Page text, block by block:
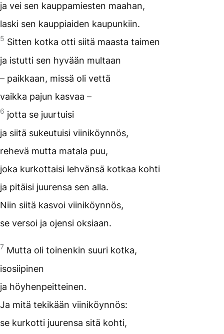
ja vei sen kauppamiesten maahan,
laski sen kauppiaiden kaupunkiin.
5 Sitten kotka otti siitä maasta taimen
ja istutti sen hyvään multaan
– paikkaan, missä oli vettä
vaikka pajun kasvaa –
6 jotta se juurtuisi
ja siitä sukeutuisi viiniköynnös,
rehevä mutta matala puu,
joka kurkottaisi lehvänsä kotkaa kohti
ja pitäisi juurensa sen alla.
Niin siitä kasvoi viiniköynnös,
se versoi ja ojensi oksiaan.
7 Mutta oli toinenkin suuri kotka,
isosiipinen
ja höyhenpeitteinen.
Ja mitä tekikään viiniköynnös:
se kurkotti juurensa sitä kohti,